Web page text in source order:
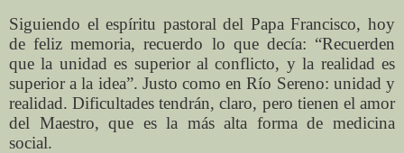
Siguiendo el espíritu pastoral del Papa Francisco, hoy
de feliz memoria, recuerdo lo que decía: “Recuerden
que la unidad es superior al conflicto, y la realidad es
superior a la idea”. Justo como en Río Sereno: unidad y
realidad. Dificultades tendrán, claro, pero tienen el amor
del Maestro, que es la más alta forma de medicina
social.